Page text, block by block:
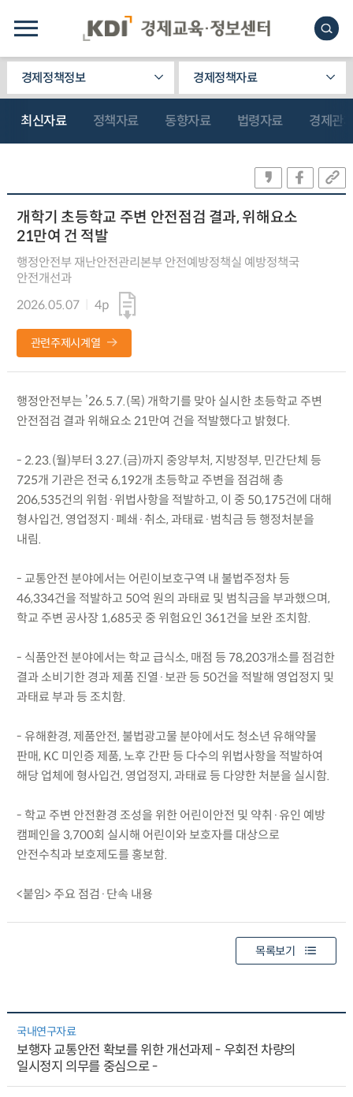
경제정책정보 경제정책자료
최신자료 정책자료 동향자료 법령자료 경제관
개학기 초등학교 주변 안전점검 결과, 위해요소
21만여 건 적발
행정안전부 재난안전관리본부 안전예방정책실 예방정책국
안전개선과
2026.05.07
4p
관련주제시계열
행정안전부는 ’26.5.7.(목) 개학기를 맞아 실시한 초등학교 주변
안전점검 결과 위해요소 21만여 건을 적발했다고 밝혔다.
- 2.23.(월)부터 3.27.(금)까지 중앙부처, 지방정부, 민간단체 등
725개 기관은 전국 6,192개 초등학교 주변을 점검해 총
206,535건의 위험·위법사항을 적발하고, 이 중 50,175건에 대해
형사입건, 영업정지·폐쇄·취소, 과태료·범칙금 등 행정처분을
내림.
- 교통안전 분야에서는 어린이보호구역 내 불법주정차 등
46,334건을 적발하고 50억 원의 과태료 및 범칙금을 부과했으며,
학교 주변 공사장 1,685곳 중 위험요인 361건을 보완 조치함.
- 식품안전 분야에서는 학교 급식소, 매점 등 78,203개소를 점검한
결과 소비기한 경과 제품 진열·보관 등 50건을 적발해 영업정지 및
과태료 부과 등 조치함.
- 유해환경, 제품안전, 불법광고물 분야에서도 청소년 유해약물
판매, KC 미인증 제품, 노후 간판 등 다수의 위법사항을 적발하여
해당 업체에 형사입건, 영업정지, 과태료 등 다양한 처분을 실시함.
- 학교 주변 안전환경 조성을 위한 어린이안전 및 약취·유인 예방
캠페인을 3,700회 실시해 어린이와 보호자를 대상으로
안전수칙과 보호제도를 홍보함.
<붙임> 주요 점검·단속 내용
목록보기
국내연구자료
보행자 교통안전 확보를 위한 개선과제 - 우회전 차량의
일시정지 의무를 중심으로 -